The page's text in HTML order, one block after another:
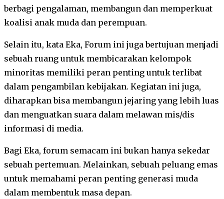
berbagi pengalaman, membangun dan memperkuat
koalisi anak muda dan perempuan.
Selain itu, kata Eka, Forum ini juga bertujuan menjadi
sebuah ruang untuk membicarakan kelompok
minoritas memiliki peran penting untuk terlibat
dalam pengambilan kebijakan. Kegiatan ini juga,
diharapkan bisa membangun jejaring yang lebih luas
dan menguatkan suara dalam melawan mis/dis
informasi di media.
Bagi Eka, forum semacam ini bukan hanya sekedar
sebuah pertemuan. Melainkan, sebuah peluang emas
untuk memahami peran penting generasi muda
dalam membentuk masa depan.